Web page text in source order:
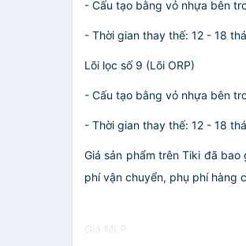
- Cấu tạo bằng vỏ nhựa bên
- Thời gian thay thế: 12 - 18
Lõi lọc số 9 (Lõi ORP)
- Cấu tạo bằng vỏ nhựa bên
- Thời gian thay thế: 12 - 18
Giá sản phẩm trên Tiki đã
phí vận chuyển, phụ phí hàng
Giá MLP